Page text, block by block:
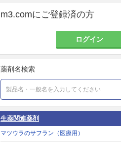
m3.comにご登録済の方
ログイン
薬剤名検索
生薬関連薬剤
マツウラのサフラン（医療用）